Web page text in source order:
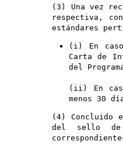
(3) Una vez
respectiva,
estándares
(i) En
Carta de
del
(ii) En
menos 30
(4) Concluido
del sello de